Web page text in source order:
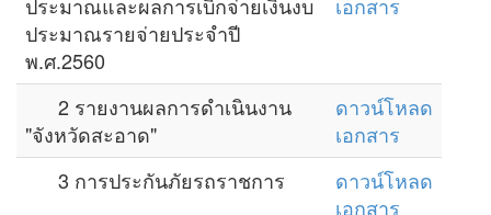
ประมาณรายจ่ายประจำปี
พ.ศ.2560
2 รายงานผลการดำเนินงาน
"จังหวัดสะอาด"
ดาวน์โหลด
เอกสาร
3 การประกันภัยรถราชการ
ดาวน์โหลด
เอกสาร